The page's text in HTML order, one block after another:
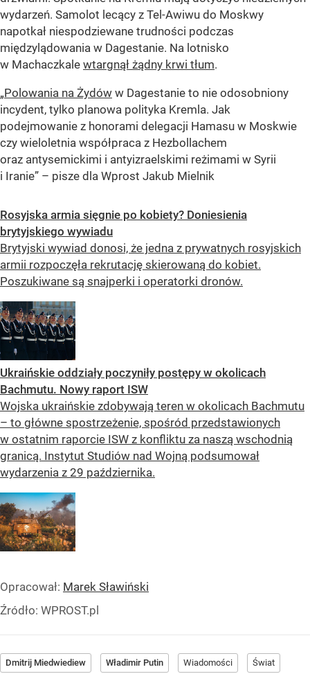
wydarzeń. Samolot lecący z Tel-Awiwu do Moskwy
napotkał niespodziewane trudności podczas
międzylądowania w Dagestanie. Na lotnisko
w Machaczkale wtargnął żądny krwi tłum.
„Polowania na Żydów w Dagestanie to nie odosobniony
incydent, tylko planowa polityka Kremla. Jak
podejmowanie z honorami delegacji Hamasu w Moskwie
czy wieloletnia współpraca z Hezbollachem
oraz antysemickimi i antyizraelskimi reżimami w Syrii
i Iranie” – pisze dla Wprost Jakub Mielnik
Rosyjska armia sięgnie po kobiety? Doniesienia
brytyjskiego wywiadu
Brytyjski wywiad donosi, że jedna z prywatnych rosyjskich
armii rozpoczęła rekrutację skierowaną do kobiet.
Poszukiwane są snajperki i operatorki dronów.
Ukraińskie oddziały poczyniły postępy w okolicach
Bachmutu. Nowy raport ISW
Wojska ukraińskie zdobywają teren w okolicach Bachmutu
– to główne spostrzeżenie, spośród przedstawionych
w ostatnim raporcie ISW z konfliktu za naszą wschodnią
granicą. Instytut Studiów nad Wojną podsumował
wydarzenia z 29 października.
Opracował: Marek Sławiński
Źródło: WPROST.pl
Dmitrij Miedwiediew Władimir Putin Wiadomości Świat